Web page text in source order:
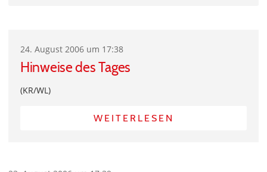
24. August 2006 um 17:38
Hinweise des Tages
(KR/WL)
WEITERLESEN